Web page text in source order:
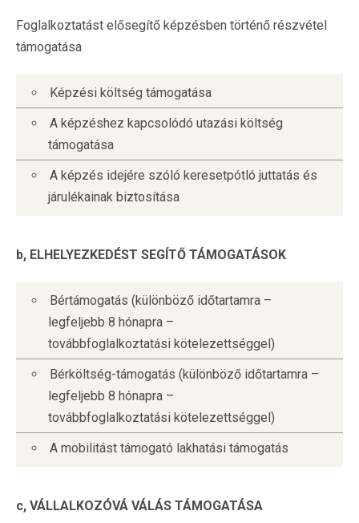
Foglalkoztatást elősegítő képzésben történő részvétel
támogatása
Képzési költség támogatása
A képzéshez kapcsolódó utazási költség
támogatása
A képzés idejére szóló keresetpótló juttatás és
járulékainak biztosítása
b, ELHELYEZKEDÉST SEGÍTŐ TÁMOGATÁSOK
Bértámogatás (különböző időtartamra –
legfeljebb 8 hónapra –
továbbfoglalkoztatási kötelezettséggel)
Bérköltség-támogatás (különböző időtartamra –
legfeljebb 8 hónapra –
továbbfoglalkoztatási kötelezettséggel)
A mobilitást támogató lakhatási támogatás
c, VÁLLALKOZÓVÁ VÁLÁS TÁMOGATÁSA